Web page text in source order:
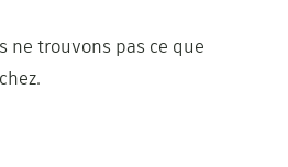
ne trouvons pas ce que